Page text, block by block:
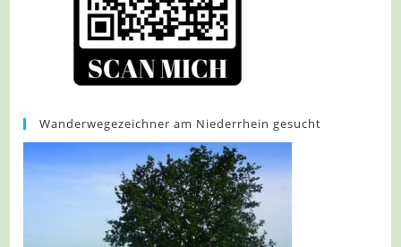
Wanderwegezeichner am Niederrhein gesucht